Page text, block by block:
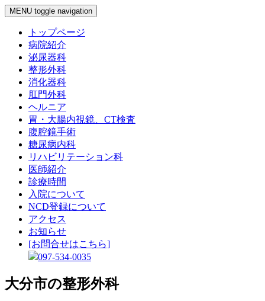
MENU toggle navigation
トップページ
病院紹介
泌尿器科
整形外科
消化器科
肛門外科
ヘルニア
胃・大腸内視鏡、CT検査
腹腔鏡手術
糖尿病内科
リハビリテーション科
医師紹介
診療時間
入院について
NCD登録について
アクセス
お知らせ
[お問合せはこちら]
097-534-0035
⼤分市の整形外科